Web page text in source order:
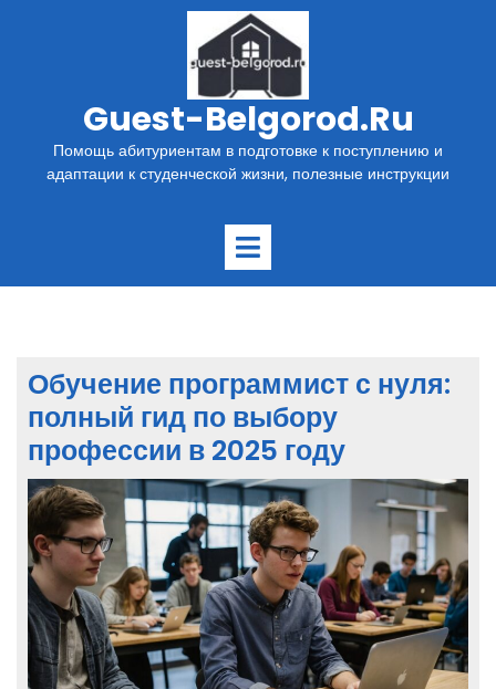
Guest-Belgorod.ru
Помощь абитуриентам в подготовке к поступлению и
адаптации к студенческой жизни, полезные инструкции
Открыть
Обучение программист с нуля:
полный гид по выбору
профессии в 2025 году